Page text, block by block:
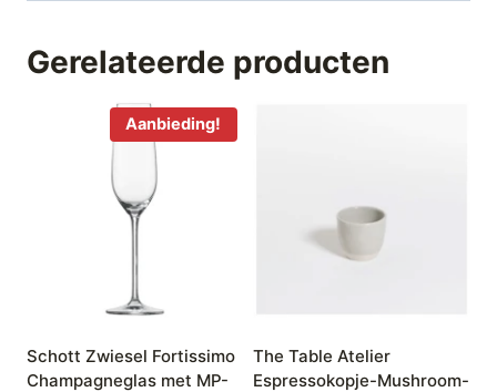
Gerelateerde producten
Aanbieding!
Schott Zwiesel Fortissimo
Champagneglas met MP-
The Table Atelier
Espressokopje-Mushroom-